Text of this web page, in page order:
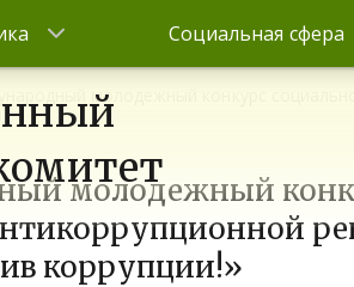
Социальная сфера
молодежный конкурс
молодежный
коррупции!»